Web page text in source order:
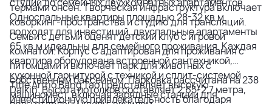
термами онсен. Творческая инфраструктура включает
коворкинг-пространства и студию для трансляций.
Семьи с детьми оценят детский клуб с игровой
комнатой. Корпус C адаптирован для проживания с
питомцами и включает парк для животных с
собственным бассейном. Парковка рассчитана на 238
машиномест, включая зарядные станции для
Односпальные квартиры площадью 28-32 кв.м
подходят для инвестиций, двуспальные апартаменты
65 кв.м идеальны для семейного проживания. Каждая
квартира оборудована встроенной сантехникой,
кухонной гарнитурой с техникой и сплит-системой
Daikin. Высота потолков составляет 2,65-2,7 метра,
Title Artrio Bang Tao представляет высокую
инвестиционную привлекательность благодаря